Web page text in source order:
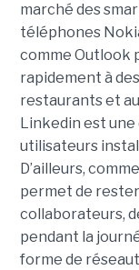
marché des
téléphones
comme Outlook
rapidement à
restaurants et
Linkedin est
utilisateurs
D’ailleurs,
permet de
collaborateurs,
pendant la
forme de